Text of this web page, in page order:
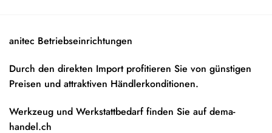
anitec Betriebseinrichtungen
Durch den direkten Import profitieren Sie von günstigen
Preisen und attraktiven Händlerkonditionen.
Werkzeug und Werkstattbedarf finden Sie aufdema-
handel.ch